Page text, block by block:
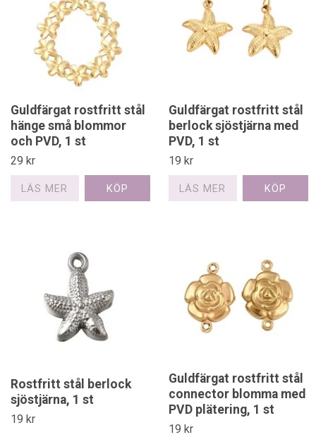
Guldfärgat rostfritt stål
hänge små blommor
och PVD, 1 st
29 kr
LÄS MER
Guldfärgat rostfritt stål
berlock sjöstjärna med
PVD, 1 st
19 kr
LÄS MER
Rostfritt stål berlock
sjöstjärna, 1 st
19 kr
Guldfärgat rostfritt stål
connector blomma med
PVD plätering, 1 st
19 kr